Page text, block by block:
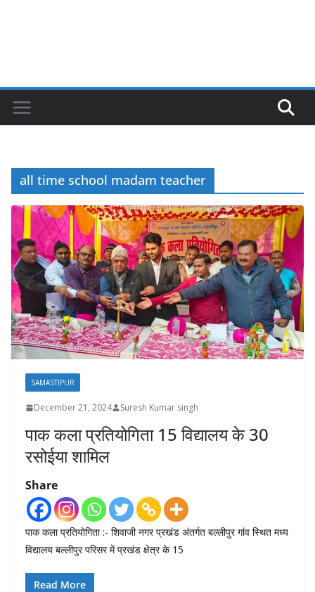
all time school madam teacher
SAMASTIPUR
December 21, 2024 Suresh Kumar singh
पाक कला प्रतियोगिता 15 विद्यालय के 30
रसोईया शामिल
Share
पाक कला प्रतियोगिता :- शिवाजी नगर प्रखंड अंतर्गत बल्लीपुर गांव स्थित मध्य
विद्यालय बल्लीपुर परिसर में प्रखंड क्षेत्र के 15
Read More